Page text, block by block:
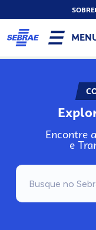
SOBRE
Encontre
e